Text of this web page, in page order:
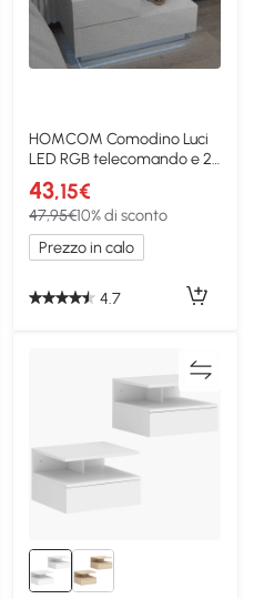
HOMCOM Comodino Luci
LED RGB telecomando e 2
Cassetti 70x37x38cm
43,15€
47,95€10% di sconto
Prezzo in calo
4.7